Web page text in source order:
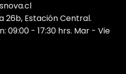
26b, Estación Central.
09:00 - 17:30 hrs. Mar - Vie